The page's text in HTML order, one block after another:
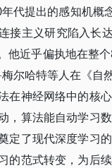
代提出的感知机概
接主义研究陷入长
他近乎偏执地在整
尔哈特等人在《自
在神经网络中的核
，算法能自动学习
定了现代深度学习
的范式转变，为后